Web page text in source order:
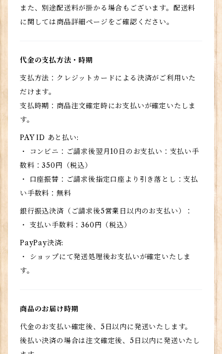
また、別途配送料が掛かる場合もございます。配送料
に関しては商品詳細ページをご確認ください。
代金の支払方法・時期
支払方法：クレジットカードによる決済がご利用いた
だけます。
支払時期：商品注文確定時にお支払いが確定いたしま
す。
PAY ID あと払い:
・ コンビニ：ご請求後翌月10日のお支払い：支払い手
数料：350円（税込）
・ 口座振替：ご請求後指定口座より引き落とし：支払
い手数料：無料
銀行振込決済（ご請求後5営業日以内のお支払い）：
・ 支払い手数料：360円（税込）
PayPay決済:
・ ショップにて発送処理後お支払いが確定いたしま
す。
商品のお届け時期
代金のお支払い確定後、5日以内に発送いたします。
後払い決済の場合は注文確定後、5日以内に発送いたし